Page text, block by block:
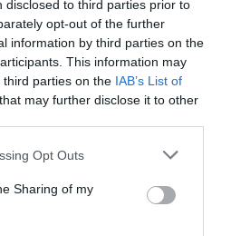
disclosed to third parties prior to
opt-out of the further
information by third parties on the
This information may
parties on the IAB’s List of
that may further disclose it to other
app uses one or more Google
behaviour. You may click to
and its third-party tags to
purposes in below Google
Opt Outs
Sharing of my
távol esik, Portugália
bakancslistáján. Sintra az
olyan, mintha életre kelt
Csak egy ugrásra találjátok
a tenger közé ékelődött igazi
fel a hegytetőre is a Mór